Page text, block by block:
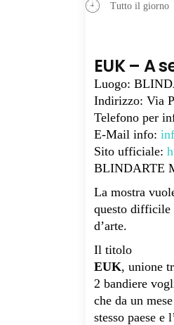
Tutto il giorno
EUK – A
Luogo:
Indirizzo: Via
Telefono per
E-Mail info:
Sito ufficiale:
BLINDARTE
La mostra
questo difficile
d’arte.
Il titolo
EUK, unione
2 bandiere
che da un
stesso paese e